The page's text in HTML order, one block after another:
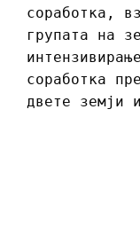
соработка,
групата на
соработка
двете земји